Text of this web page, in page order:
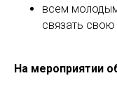
всем
связать
На мероприятии